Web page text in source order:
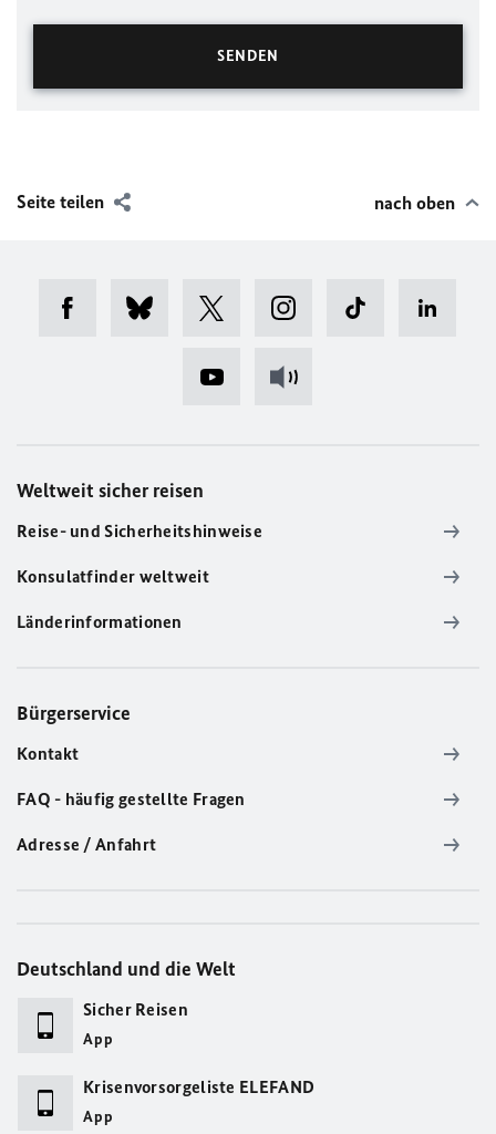
Seite teilen nach oben
Weltweit sicher reisen
Reise- und Sicherheitshinweise
Konsulatfinder weltweit
Länderinformationen
Bürgerservice
Kontakt
FAQ - häufig gestellte Fragen
Adresse / Anfahrt
Deutschland und die Welt
Sicher Reisen
App
Krisenvorsorgeliste ELEFAND
App